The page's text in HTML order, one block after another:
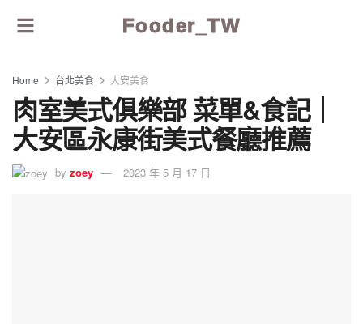
Fooder_TW
Home 台北美食 大安美食
肉室美式俱樂部 菜單&食記｜
大安區永康街美式餐廳推薦
by zoey 2023 年 5 月 17 日